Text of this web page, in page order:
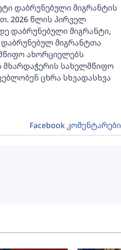
დაბრუნებული მიგრანტის
2026 წლის პირველ
დაბრუნებული მიგრანტი,
დაბრუნებულ მიგრანტთა
ახორციელებს
მხარდაჭერის სახელმწიფო
ცხრა სხვადასხვა
Facebook კომენტარები